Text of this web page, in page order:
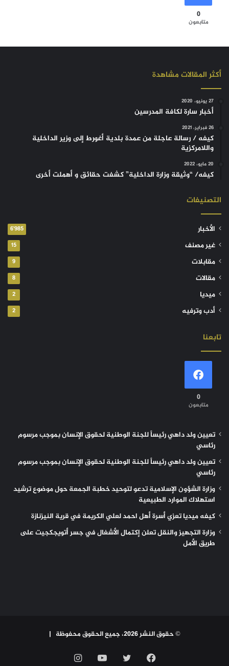
0
متابعون
أكثر المقالات مشاهدة
27 يونيو، 2020
أخبار سارة لكافة المدرسين
26 فبراير، 2021
كيفه / رسالة عاجلة من عمدة بلدية أغورط إلى وزير الداخلية
واللامركزية
20 مايو، 2022
كيفه/ “وثيقة وزارة الداخلية” كشفت حقائق و أهملت أخرى
التصنيفات
الأخبار 6٬985
غير مصنف 15
مقابلات 9
مقالات 8
ميديا 2
أدب وترفيه 2
تابعنا
0
متابعون
تعيين ولد داهي رئيساً للجنة الوطنية لحقوق الإنسان بموجب مرسوم
رئاسي
تعيين ولد داهي رئيساً للجنة الوطنية لحقوق الإنسان بموجب مرسوم
رئاسي
وزارة الشؤون الإسلامية تدعو لتوحيد خطبة الجمعة حول موضوع ترشيد
استهلاك الموارد الطبيعية
كيفه ميديا تعزي أسرة أهل احمد لعلي الكريمة في قرية النيزنازة
وزارة التجهيز والنقل تعلن إكتمال الأشغال في جسر أتويجكجيت على
طريق الأمل
© حقوق النشر 2026، جميع الحقوق محفوظة |
فيسبوك تويتر يوتيوب